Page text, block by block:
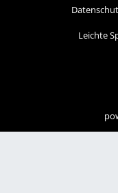
Leichte